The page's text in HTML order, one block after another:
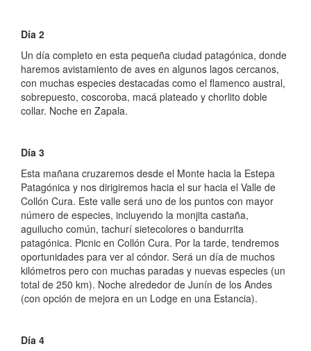
Día 2
Un día completo en esta pequeña ciudad patagónica, donde
haremos avistamiento de aves en algunos lagos cercanos,
con muchas especies destacadas como el flamenco austral,
sobrepuesto, coscoroba, macá plateado y chorlito doble
collar. Noche en Zapala.
Día 3
Esta mañana cruzaremos desde el Monte hacia la Estepa
Patagónica y nos dirigiremos hacia el sur hacia el Valle de
Collón Cura. Este valle será uno de los puntos con mayor
número de especies, incluyendo la monjita castaña,
aguilucho común, tachurí sietecolores o bandurrita
patagónica. Picnic en Collón Cura. Por la tarde, tendremos
oportunidades para ver al cóndor. Será un día de muchos
kilómetros pero con muchas paradas y nuevas especies (un
total de 250 km). Noche alrededor de Junín de los Andes
(con opción de mejora en un Lodge en una Estancia).
Día 4